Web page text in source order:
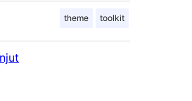
theme toolkit